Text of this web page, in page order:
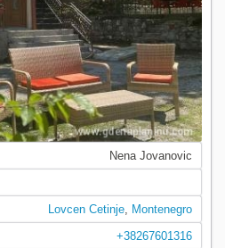
Nena Jovanovic
Lovcen Cetinje, Montenegro
+38267601316